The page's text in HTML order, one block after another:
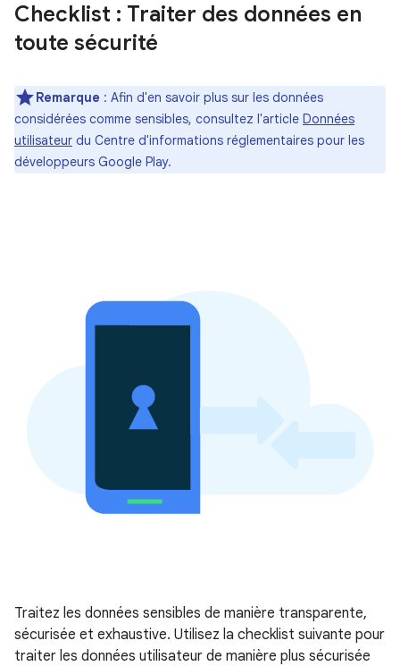
Checklist : Traiter des données en
toute sécurité
Remarque : Afin d'en savoir plus sur les données
considérées comme sensibles, consultez l'article Données
utilisateur du Centre d'informations réglementaires pour les
développeurs Google Play.
Traitez les données sensibles de manière transparente,
sécurisée et exhaustive. Utilisez la checklist suivante pour
traiter les données utilisateur de manière plus sécurisée